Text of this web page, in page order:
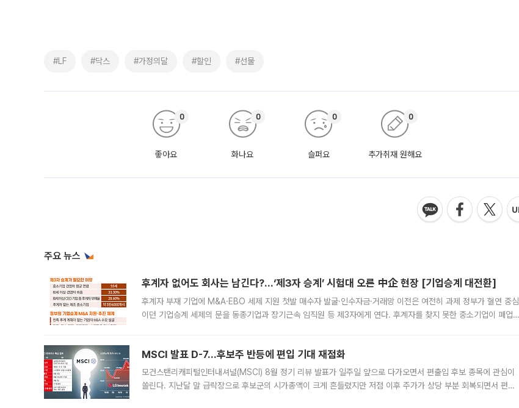
#LF #닥스 #가정의달 #할인 #선물
좋아요
0
화나요
0
슬퍼요
0
추가취재 원해요
0
주요 뉴스
후계자 없어도 회사는 남긴다?…‘제3자 승계’ 시험대 오른 中企 현장 [기업승계 대전환]
후계자 부재 기업에 M&A·EBO 세제 지원 첫발 매수자 발굴·인수자금·거래망 이전은 여전히 과제 정부가 혈연 중심
이던 기업승계 세제의 문을 동종기업과 장기근속 임직원 등 제3자에게 연다. 후계자를 찾지 못한 중소기업이 폐업
MSCI 발표 D-7…후보주 반등에 편입 기대 재점화
모건스탠리캐피털인터내셔널(MSCI) 8월 정기 리뷰 발표가 일주일 앞으로 다가오면서 편출입 후보 종목에 관심이
쏠린다. 지난달 말 급락장으로 후보군의 시가총액이 크게 흔들렸지만 저점 이후 주가가 상당 부분 회복되면서 편입